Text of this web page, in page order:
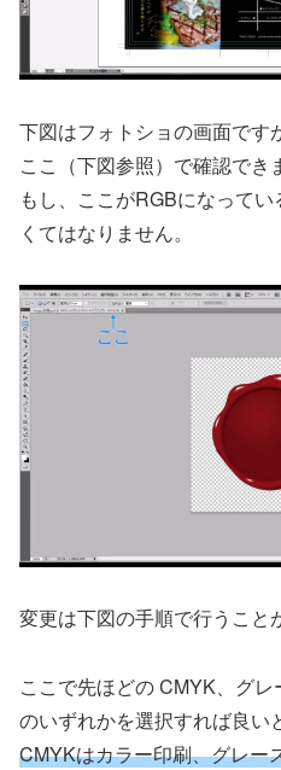
下図はフォトショの画面です
ここ（下図参照）で確認でき
もし、ここがRGBになって
くてはなりません。
変更は下図の手順で行うこと
ここで先ほどの CMYK、グ
のいずれかを選択すれば良い
CMYKはカラー印刷、グレー